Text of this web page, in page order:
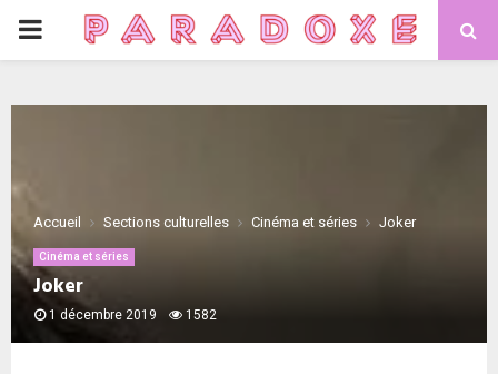
PRIMARY
Accueil Sections culturelles Cinéma et séries Joker
Cinéma et séries
Joker
1 décembre 2019 1582